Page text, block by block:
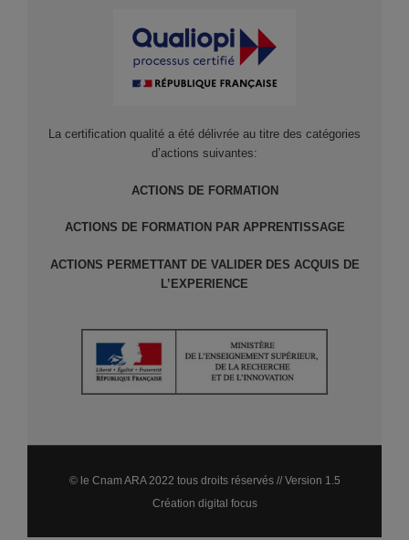
La certification qualité a été délivrée au titre des catégories
d’actions suivantes:
ACTIONS DE FORMATION
ACTIONS DE FORMATION PAR APPRENTISSAGE
ACTIONS PERMETTANT DE VALIDER DES ACQUIS DE
L’EXPERIENCE
© le Cnam ARA 2022 tous droits réservés // Version 1.5
Création digital focus